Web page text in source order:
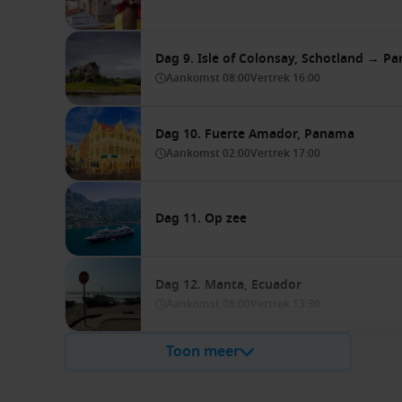
Dag 9. Isle of Colonsay, Schotland →
Aankomst 08:00Vertrek 16:00
Dag 10. Fuerte Amador, Panama
Aankomst 02:00Vertrek 17:00
Dag 11. Op zee
Dag 12. Manta, Ecuador
Toon meer